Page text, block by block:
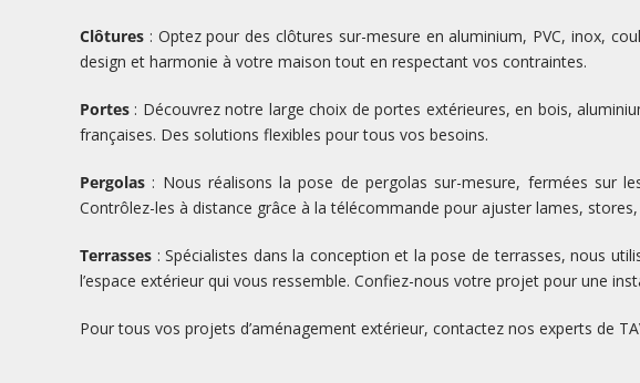
Clôtures : Optez pour des clôtures sur-mesure en aluminium, PVC, inox,
design et harmonie à votre maison tout en respectant vos contraintes.
Portes : Découvrez notre large choix de portes extérieures, en bois,
françaises. Des solutions flexibles pour tous vos besoins.
Pergolas : Nous réalisons la pose de pergolas sur-mesure, fermées sur
Contrôlez-les à distance grâce à la télécommande pour ajuster lames,
Terrasses : Spécialistes dans la conception et la pose de terrasses, nous
l’espace extérieur qui vous ressemble. Confiez-nous votre projet pour une
Pour tous vos projets d’aménagement extérieur, contactez nos experts de